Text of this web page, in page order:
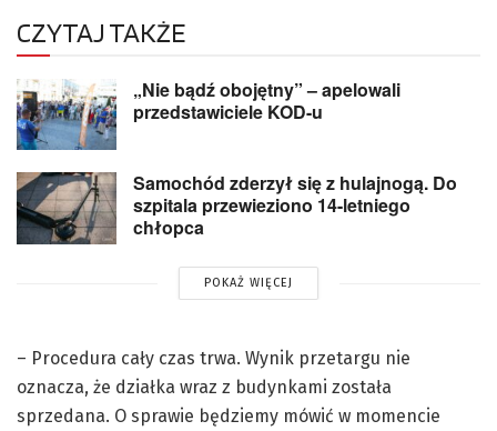
CZYTAJ TAKŻE
„Nie bądź obojętny” – apelowali
przedstawiciele KOD-u
Samochód zderzył się z hulajnogą. Do
szpitala przewieziono 14-letniego
chłopca
POKAŻ WIĘCEJ
– Procedura cały czas trwa. Wynik przetargu nie
oznacza, że działka wraz z budynkami została
sprzedana. O sprawie będziemy mówić w momencie